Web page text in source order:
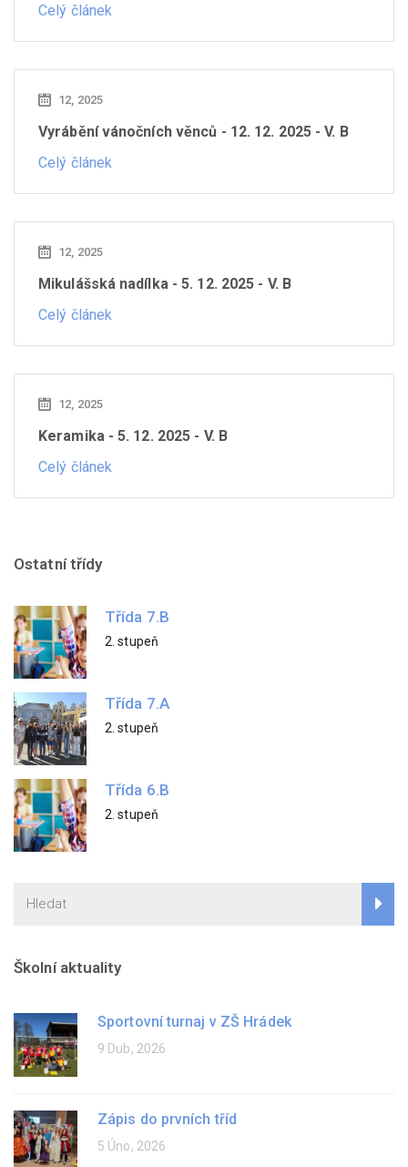
Celý článek
12, 2025
Vyrábění vánočních věnců - 12. 12. 2025 - V. B
Celý článek
12, 2025
Mikulášská nadílka - 5. 12. 2025 - V. B
Celý článek
12, 2025
Keramika - 5. 12. 2025 - V. B
Celý článek
Ostatní třídy
Třída 7.B
2. stupeň
Třída 7.A
2. stupeň
Třída 6.B
2. stupeň
Školní aktuality
Sportovní turnaj v ZŠ Hrádek
9 Dub, 2026
Zápis do prvních tříd
5 Úno, 2026